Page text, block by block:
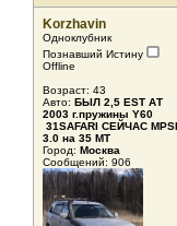
Korzhavin
Одноклубник
Познавший Истину
Offline
Возраст: 43
Авто: БЫЛ 2,5 EST АТ
2003 г.пружины Y60
31SAFARI СЕЙЧАС MPSII
3.0 на 35 MT
Город: Москва
Сообщений: 906